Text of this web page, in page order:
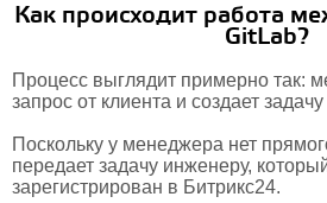
Как происходит работа
GitLab?
Процесс выглядит примерно так:
запрос от клиента и создает
Поскольку у менеджера нет
передает задачу инженеру,
зарегистрирован в Битрикс24.